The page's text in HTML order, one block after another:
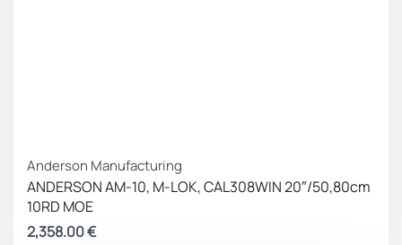
Anderson Manufacturing
ANDERSON AM-10, M-LOK, CAL308WIN 20″/50,80cm
10RD MOE
2,358.00€